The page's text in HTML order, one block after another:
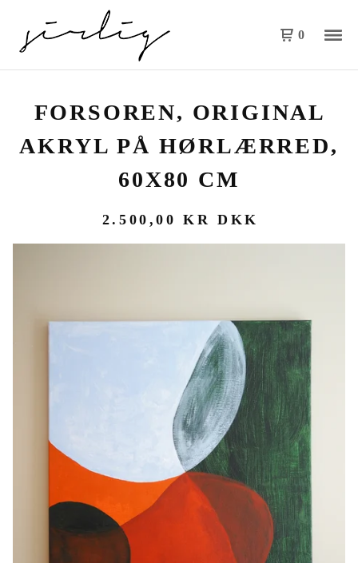
0
FORSOREN, ORIGINAL
AKRYL PÅ HØRLÆRRED,
60X80 CM
2.500,00KR DKK